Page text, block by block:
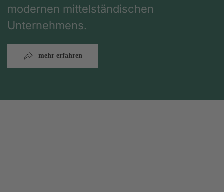
modernen mittelständischen
Unternehmens.
mehr erfahren